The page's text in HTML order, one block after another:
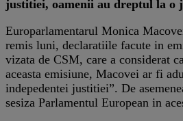
justitiei, oamenii au dreptul la o
Europarlamentarul Monica
remis luni, declaratiile facute in
vizata de CSM, care a considerat
aceasta emisiune, Macovei ar fi
indepedentei justitiei”. De
sesiza Parlamentul European in